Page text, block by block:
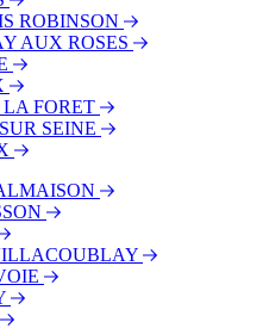
ROBINSON
AUX ROSES
LA FORET
SEINE